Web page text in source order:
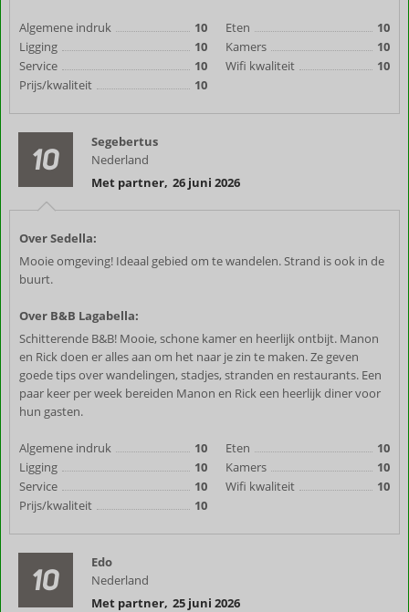
Algemene indruk
10
Ligging
10
Service
10
Prijs/kwaliteit
10
Eten
10
Kamers
10
Wifi kwaliteit
10
10
Segebertus
Nederland
Met partner, 26 juni 2026
Over Sedella:
Mooie omgeving! Ideaal gebied om te wandelen. Strand is ook in de
buurt.
Over B&B Lagabella:
Schitterende B&B! Mooie, schone kamer en heerlijk ontbijt. Manon
en Rick doen er alles aan om het naar je zin te maken. Ze geven
goede tips over wandelingen, stadjes, stranden en restaurants. Een
paar keer per week bereiden Manon en Rick een heerlijk diner voor
hun gasten.
Algemene indruk
10
Ligging
10
Service
10
Prijs/kwaliteit
10
Eten
10
Kamers
10
Wifi kwaliteit
10
10
Edo
Nederland
Met partner, 25 juni 2026